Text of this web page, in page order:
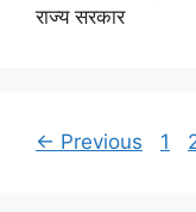
राज्य सरकार
← Previous 1